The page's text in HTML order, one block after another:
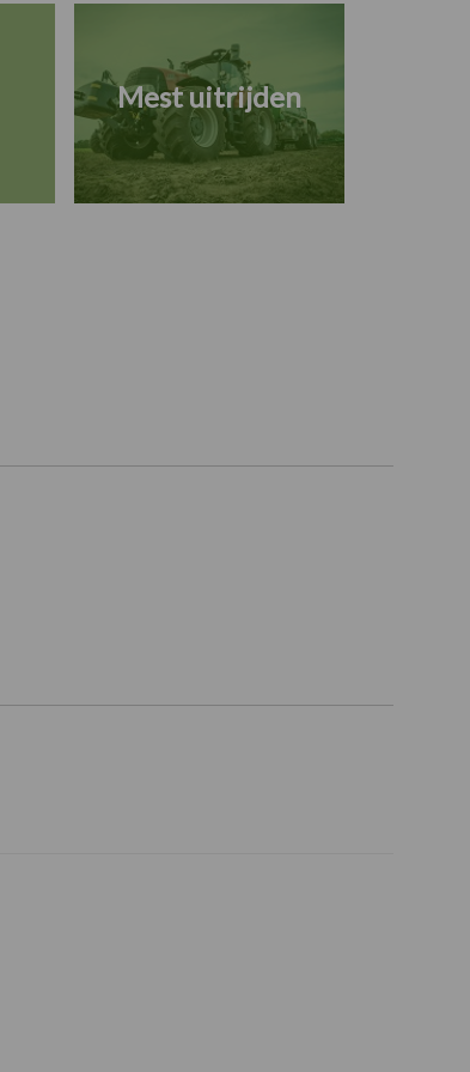
Mest uitrijden